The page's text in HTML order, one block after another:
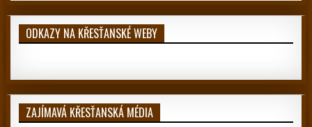
ODKAZY NA KŘESŤANSKÉ WEBY
ZAJÍMAVÁ KŘESŤANSKÁ MÉDIA